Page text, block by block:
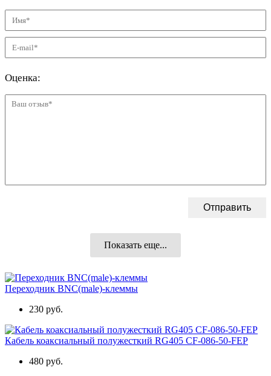
Показать еще...
Переходник BNC(male)-клеммы
230 руб.
Кабель коаксиальный полужесткий RG405 CF-086-50-FEP
480 руб.